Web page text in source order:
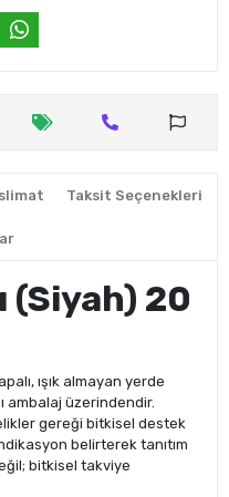
Taksit Seçenekleri
(Siyah) 20
ışık almayan yerde
ambalaj üzerindendir.
gereği bitkisel destek
belirterek tanıtım
bitkisel takviye